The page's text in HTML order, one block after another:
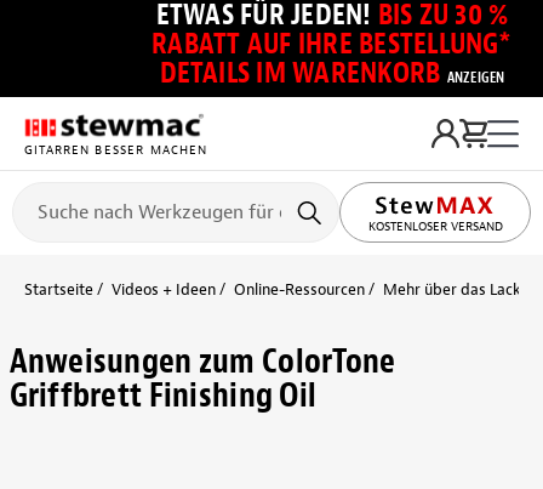
ETWAS FÜR JEDEN! BIS ZU 30 %
RABATT AUF IHRE BESTELLUNG*
DETAILS IM WARENKORB ANZEIGEN
GITARREN BESSER MACHEN
KOSTENLOSER VERSAND
Startseite Videos + Ideen Online-Ressourcen Mehr über das
Anweisungen zum ColorTone
Griffbrett Finishing Oil